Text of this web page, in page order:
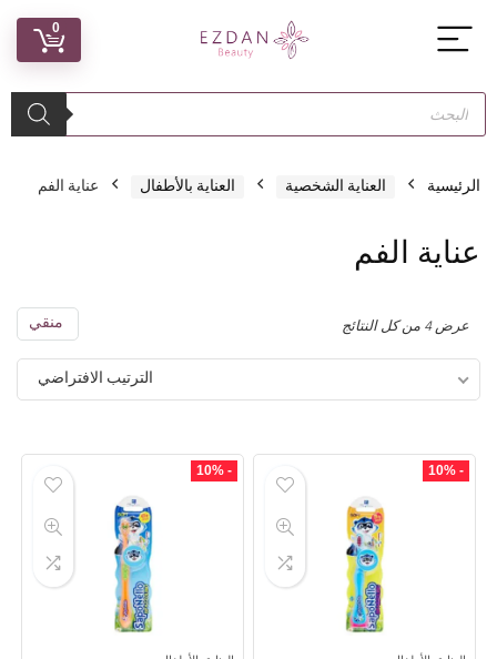
0
الرئيسية العناية الشخصية العناية بالأطفال عناية الفم
عناية الفم
منقي عرض ⁦4⁩ من كل النتائج
الترتيب الافتراضي
- 10%
- 10%